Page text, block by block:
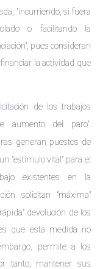
"incurriendo, si fuera
o facilitando la
pues consideran
la actividad que
de los trabajos
aumento del paro".
generan puestos de
"estímulo vital" para el
existentes en la
solicitan "máxima"
devolución de los
que esta medida no
permite a los
tanto, mantener sus